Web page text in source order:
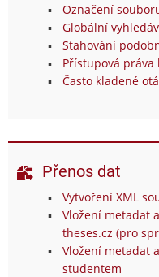
Označení
Globální
Stahování
Přístupová práva
Často kladené
Přenos dat
Vytvoření XML
Vložení metadat
theses.cz (pro
Vložení metadat
studentem